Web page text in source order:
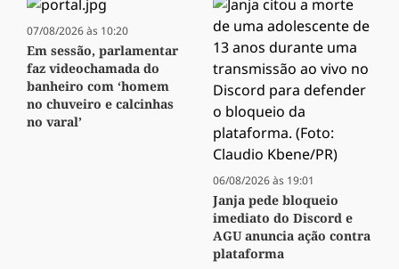
07/08/2026 às 10:20
Em sessão, parlamentar
faz videochamada do
banheiro com ‘homem
no chuveiro e calcinhas
no varal’
06/08/2026 às 19:01
Janja pede bloqueio
imediato do Discord e
AGU anuncia ação contra
plataforma